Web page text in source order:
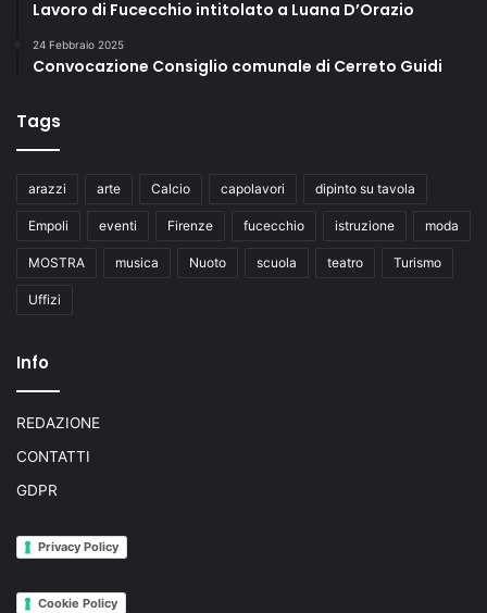
Lavoro di Fucecchio intitolato a Luana D’Orazio
24 Febbraio 2025
Convocazione Consiglio comunale di Cerreto Guidi
Tags
arazzi arte Calcio capolavori dipinto su tavola
Empoli eventi Firenze fucecchio istruzione moda
MOSTRA musica Nuoto scuola teatro Turismo
Uffizi
Info
REDAZIONE
CONTATTI
GDPR
Privacy Policy
Cookie Policy